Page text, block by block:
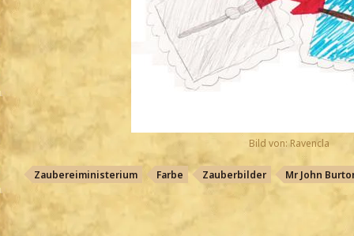
Bild von: Ravencla
Zaubereiministerium Farbe Zauberbilder Mr John